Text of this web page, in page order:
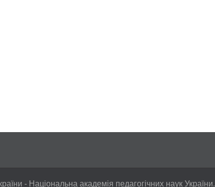
- Національна академія педагогічних наук України.